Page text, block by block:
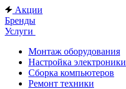
Акции
Бренды
Услуги
Монтаж оборудования
Настройка электроники
Сборка компьютеров
Ремонт техники